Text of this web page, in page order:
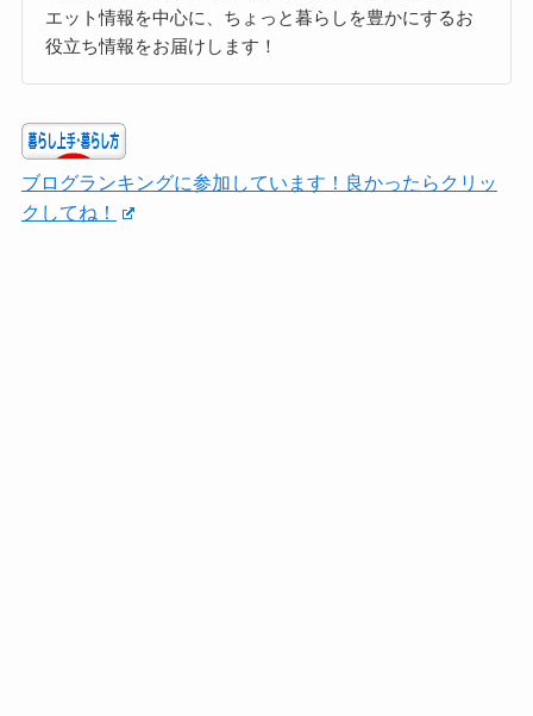
エット情報を中心に、ちょっと暮らしを豊かにするお
役立ち情報をお届けします！
ブログランキングに参加しています！良かったらクリッ
クしてね！